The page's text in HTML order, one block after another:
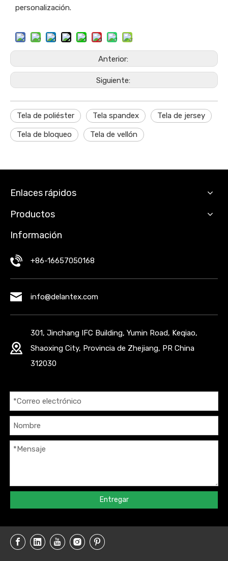
personalización.
Anterior:
Siguiente:
Tela de poliéster Tela spandex Tela de jersey
Tela de bloqueo Tela de vellón
Enlaces rápidos
Productos
Información
+86-16657050168
info@delantex.com
301, Jinchang IFC Building, Yumin Road, Keqiao,
Shaoxing City, Provincia de Zhejiang, PR China
312030
Entregar